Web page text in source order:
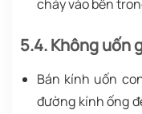
chảy vào bên
5.4. Không uốn
Bán kính uốn
đường kính ống